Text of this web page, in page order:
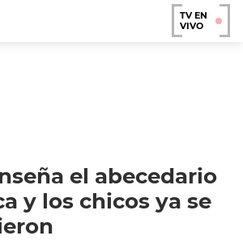
TV EN
VIVO
el abecedario
y los chicos ya se